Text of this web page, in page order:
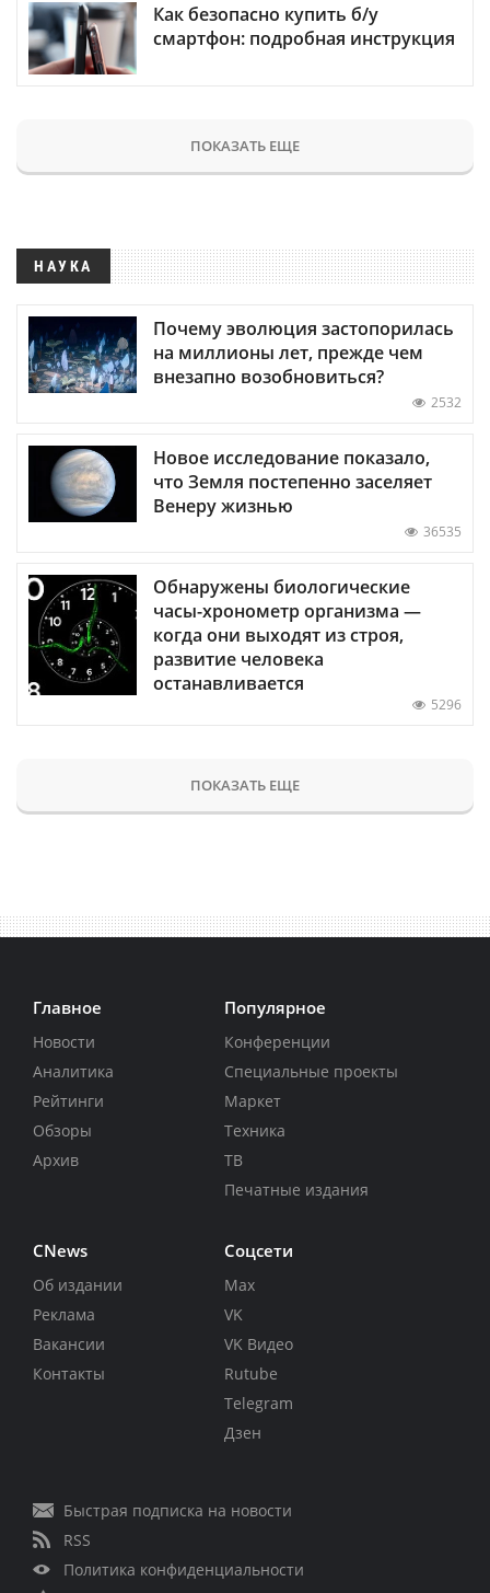
Как безопасно купить б/у
смартфон: подробная инструкция
ПОКАЗАТЬ ЕЩЕ
НАУКА
Почему эволюция застопорилась
на миллионы лет, прежде чем
внезапно возобновиться?
2532
Новое исследование показало,
что Земля постепенно заселяет
Венеру жизнью
36535
Обнаружены биологические
часы-хронометр организма —
когда они выходят из строя,
развитие человека
останавливается
5296
ПОКАЗАТЬ ЕЩЕ
Главное
Новости
Аналитика
Рейтинги
Обзоры
Архив
Популярное
Конференции
Специальные проекты
Маркет
Техника
ТВ
Печатные издания
CNews
Об издании
Реклама
Вакансии
Контакты
Соцсети
Max
VK
VK Видео
Rutube
Telegram
Дзен
Быстрая подписка на новости
RSS
Политика конфиденциальности